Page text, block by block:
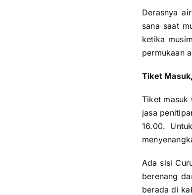
Derasnya
sana saat
ketika
permukaan
Tiket
Tiket masuk
jasa
16.00.
Ada sisi
berenang
berada di